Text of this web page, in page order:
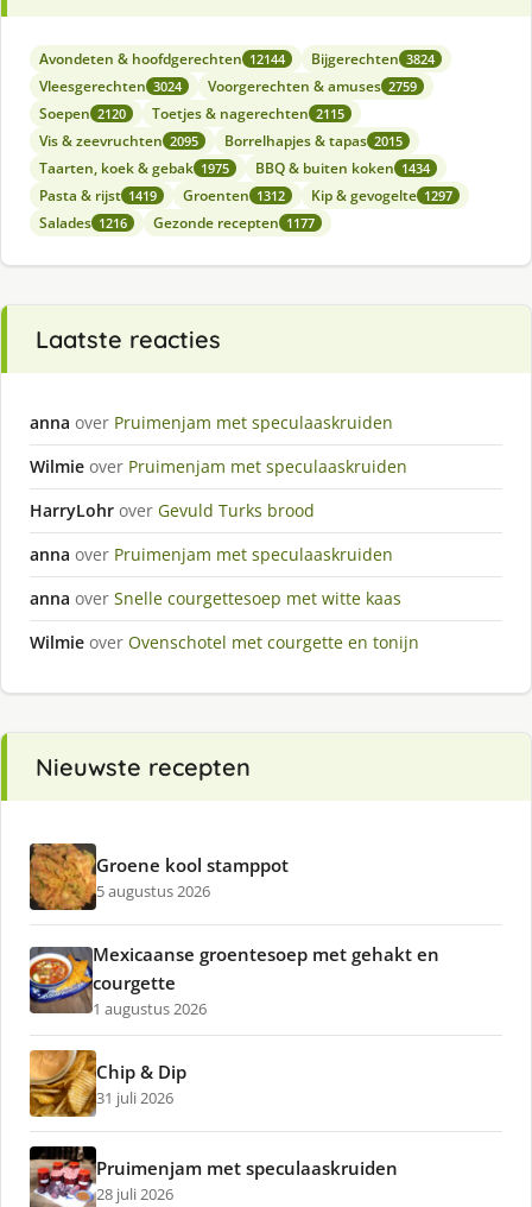
Avondeten & hoofdgerechten 12144 Bijgerechten 3824
Vleesgerechten 3024 Voorgerechten & amuses 2759
Soepen 2120 Toetjes & nagerechten 2115
Vis & zeevruchten 2095 Borrelhapjes & tapas 2015
Taarten, koek & gebak 1975 BBQ & buiten koken 1434
Pasta & rijst 1419 Groenten 1312 Kip & gevogelte 1297
Salades 1216 Gezonde recepten 1177
Laatste reacties
anna over Pruimenjam met speculaaskruiden
Wilmie over Pruimenjam met speculaaskruiden
HarryLohr over Gevuld Turks brood
anna over Pruimenjam met speculaaskruiden
anna over Snelle courgettesoep met witte kaas
Wilmie over Ovenschotel met courgette en tonijn
Nieuwste recepten
Groene kool stamppot
5 augustus 2026
Mexicaanse groentesoep met gehakt en
courgette
1 augustus 2026
Chip & Dip
31 juli 2026
Pruimenjam met speculaaskruiden
28 juli 2026